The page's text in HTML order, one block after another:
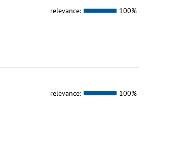
relevance: 100%
relevance: 100%